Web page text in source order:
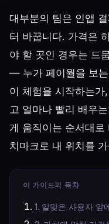
대부분의 팀은 인앱
터 바꿉니다. 가격은
야 할 곳인 경우는 드
— 누가 페이월을 보
이 체험을 시작하는
고 얼마나 빨리 배우
게 움직이는 순서대
치마크로 내 위치를
이 가이드의 목차
1. 알맞은 사용자 앞